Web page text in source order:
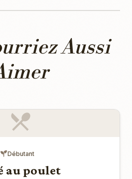
Aussi
Débutant
au poulet